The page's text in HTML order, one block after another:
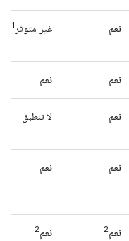
نعم غير متوفر 1
نعم نعم
نعم لا تنطبق
نعم نعم
نعم2 نعم2